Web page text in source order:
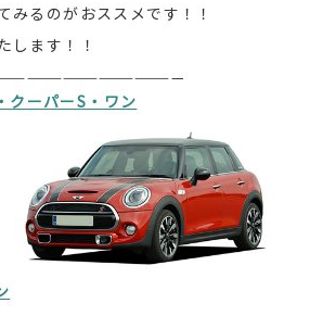
みるのがおススメです！！
します！！
クーパーS・ワン